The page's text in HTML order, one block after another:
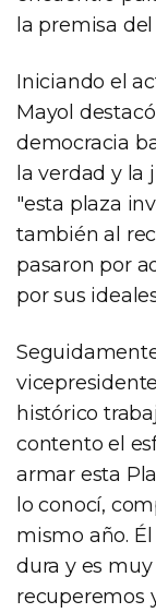
la premisa
Iniciando el
Mayol
democracia
la verdad y la
"esta plaza
también al
pasaron por
por sus
histórico
contento el
armar esta
lo conocí,
mismo año.
dura y es
recuperemos